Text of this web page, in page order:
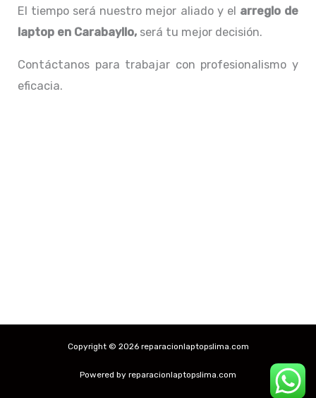
El tiempo será nuestro mejor aliado y el arreglo de
laptop en Carabayllo, será tu mejor decisión.
Contáctanos para trabajar con profesionalismo y
eficacia.
Copyright © 2026 reparacionlaptopslima.com
Powered by reparacionlaptopslima.com